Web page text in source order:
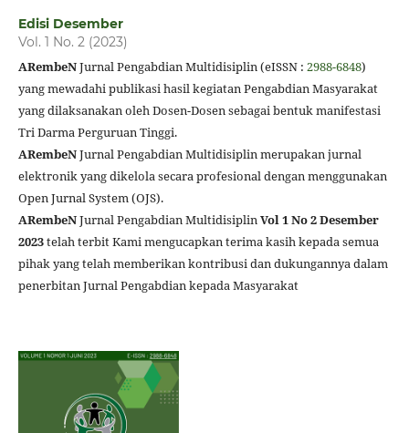
Edisi Desember
Vol. 1 No. 2 (2023)
ARembeNJurnal Pengabdian Multidisiplin (eISSN : 2988-6848)
yang mewadahi publikasi hasil kegiatan Pengabdian Masyarakat
yang dilaksanakan oleh Dosen-Dosen sebagai bentuk manifestasi
Tri Darma Perguruan Tinggi.
ARembeNJurnal Pengabdian Multidisiplin merupakan jurnal
elektronik yang dikelola secara profesional dengan menggunakan
Open Jurnal System (OJS).
ARembeNJurnal Pengabdian MultidisiplinVol 1 No 2 Desember
2023telah terbit Kami mengucapkan terima kasih kepada semua
pihak yang telah memberikan kontribusi dan dukungannya dalam
penerbitan Jurnal Pengabdian kepada Masyarakat